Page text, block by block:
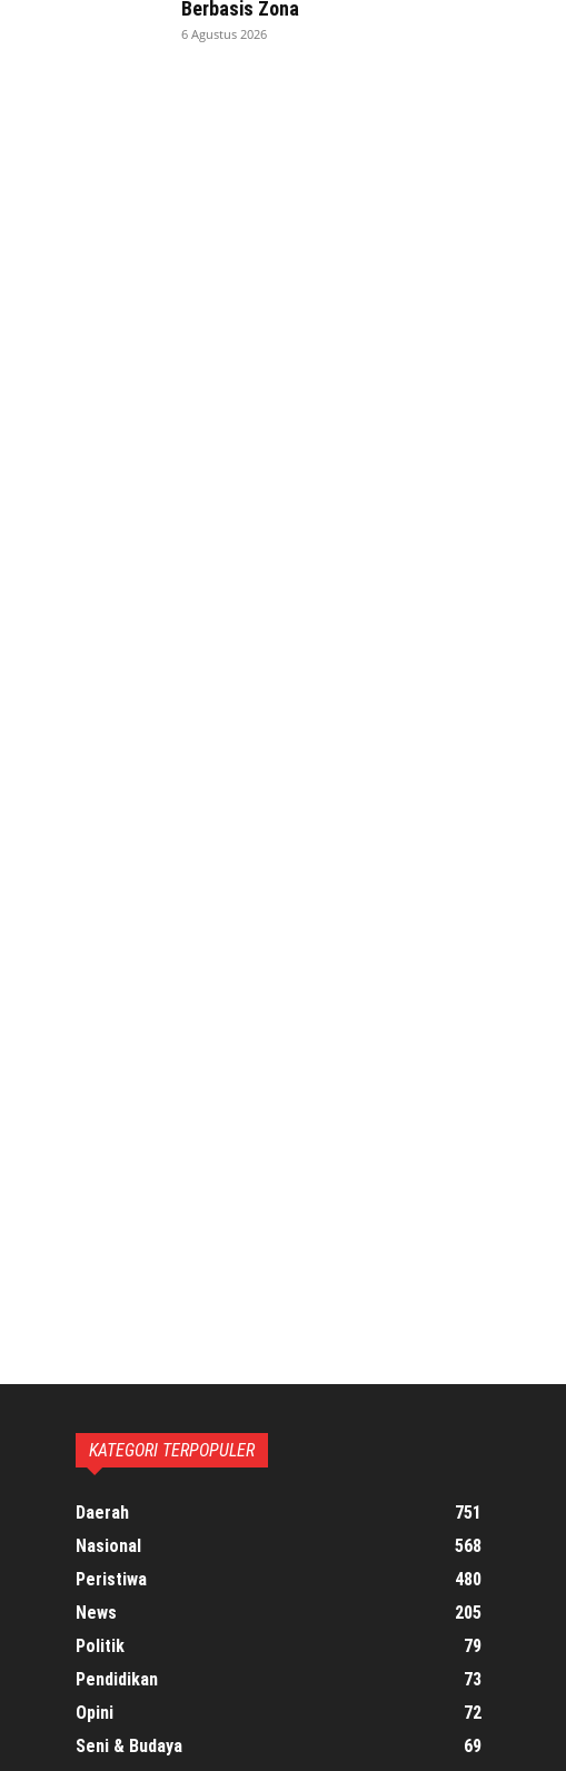
Berbasis Zona
6 Agustus 2026
KATEGORI TERPOPULER
Daerah
751
Nasional
568
Peristiwa
480
News
205
Politik
79
Pendidikan
73
Opini
72
Seni & Budaya
69